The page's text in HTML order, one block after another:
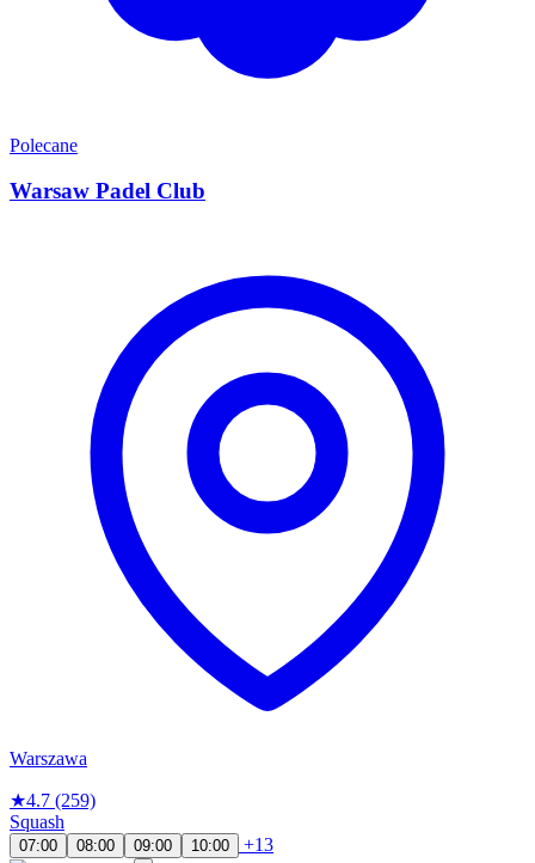
Polecane
Warsaw Padel Club
Warszawa
★4.7 (259)
Squash
07:00 08:00 09:00 10:00
+13